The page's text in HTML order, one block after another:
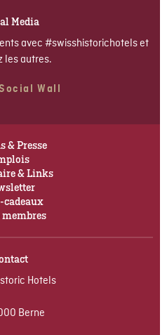
Media
avec #swisshistorichotels et
les autres.
Wall
& Presse
& Links
cadeaux
Hotels
Berne